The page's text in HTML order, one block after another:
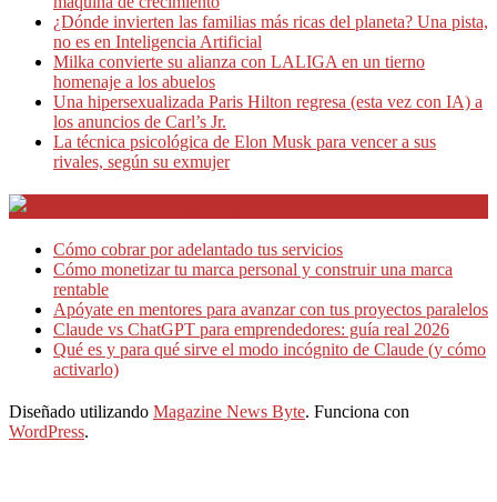
¿Dónde invierten las familias más ricas del planeta? Una pista,
no es en Inteligencia Artificial
Milka convierte su alianza con LALIGA en un tierno
homenaje a los abuelos
Una hipersexualizada Paris Hilton regresa (esta vez con IA) a
los anuncios de Carl’s Jr.
La técnica psicológica de Elon Musk para vencer a sus
rivales, según su exmujer
Cómo cobrar por adelantado tus servicios
Cómo monetizar tu marca personal y construir una marca
rentable
Apóyate en mentores para avanzar con tus proyectos paralelos
Claude vs ChatGPT para emprendedores: guía real 2026
Qué es y para qué sirve el modo incógnito de Claude (y cómo
activarlo)
Diseñado utilizando Magazine News Byte. Funciona con
WordPress.